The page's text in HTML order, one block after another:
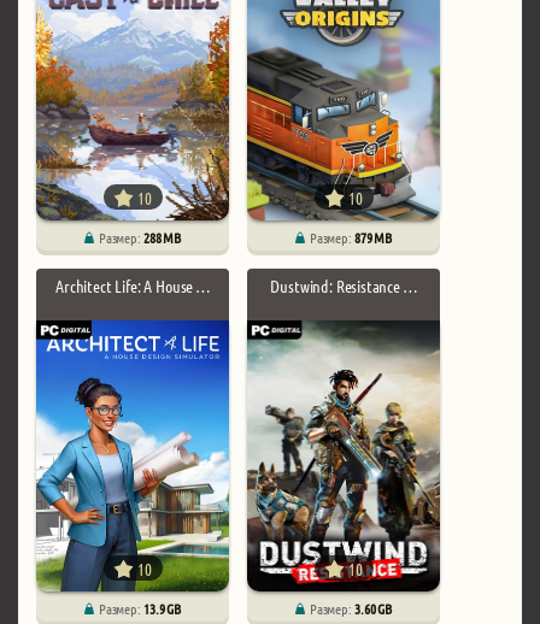
10
Размер:288 MB
10
Размер:879 MB
Architect Life: A House …
10
Размер: 13.9 GB
Dustwind: Resistance …
10
Размер:3.60 GB